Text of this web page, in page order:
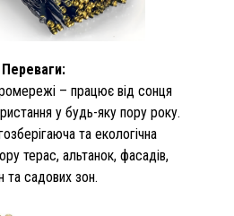
Переваги:
– працює від сонця
у будь-яку пору року.
та екологічна
терас, альтанок, фасадів,
та садових зон.